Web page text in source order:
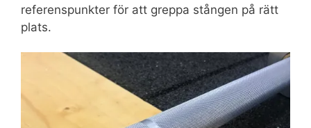
referenspunkter för att greppa stången på rätt
plats.